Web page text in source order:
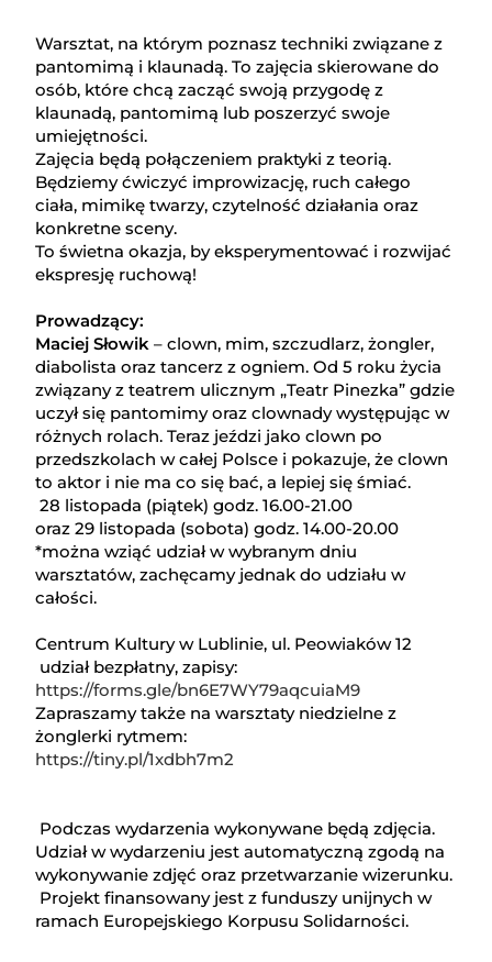
Warsztat, na którym poznasz techniki związane z
pantomimą i klaunadą. To zajęcia skierowane do
osób, które chcą zacząć swoją przygodę z
klaunadą, pantomimą lub poszerzyć swoje
umiejętności.
Zajęcia będą połączeniem praktyki z teorią.
Będziemy ćwiczyć improwizację, ruch całego
ciała, mimikę twarzy, czytelność działania oraz
konkretne sceny.
To świetna okazja, by eksperymentować i rozwijać
ekspresję ruchową!
Prowadzący:
Maciej Słowik – clown, mim, szczudlarz, żongler,
diabolista oraz tancerz z ogniem. Od 5 roku życia
związany z teatrem ulicznym „Teatr Pinezka” gdzie
uczył się pantomimy oraz clownady występując w
różnych rolach. Teraz jeździ jako clown po
przedszkolach w całej Polsce i pokazuje, że clown
to aktor i nie ma co się bać, a lepiej się śmiać.
28 listopada (piątek) godz. 16.00-21.00
oraz 29 listopada (sobota) godz. 14.00-20.00
*można wziąć udział w wybranym dniu
warsztatów, zachęcamy jednak do udziału w
całości.
Centrum Kultury w Lublinie, ul. Peowiaków 12
udział bezpłatny, zapisy:
https://forms.gle/bn6E7WY79aqcuiaM9
Zapraszamy także na warsztaty niedzielne z
żonglerki rytmem:
https://tiny.pl/1xdbh7m2
Podczas wydarzenia wykonywane będą zdjęcia.
Udział w wydarzeniu jest automatyczną zgodą na
wykonywanie zdjęć oraz przetwarzanie wizerunku.
Projekt finansowany jest z funduszy unijnych w
ramach Europejskiego Korpusu Solidarności.